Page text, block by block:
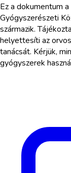
Ez a dokumentum
Gyógyszerészeti
származik.
helyettesíti az
tanácsát. Kérjük,
gyógyszerek